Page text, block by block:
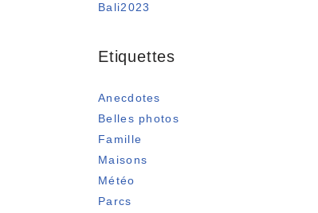
Bali2023
Etiquettes
Anecdotes
Belles photos
Famille
Maisons
Météo
Parcs